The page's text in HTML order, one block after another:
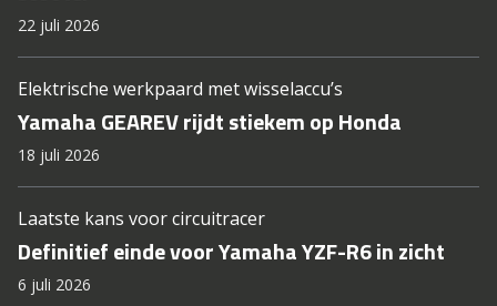
22 juli 2026
Elektrische werkpaard met wisselaccu’s
Yamaha GEAREV rijdt stiekem op Honda
18 juli 2026
Laatste kans voor circuitracer
Definitief einde voor Yamaha YZF-R6 in zicht
6 juli 2026